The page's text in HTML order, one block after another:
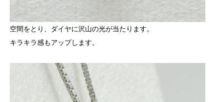
空間をとり、ダイヤに沢山の光が当たります。
キラキラ感もアップします。